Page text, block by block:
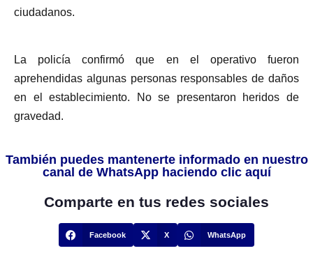
ciudadanos.
La policía confirmó que en el operativo fueron
aprehendidas algunas personas responsables de daños
en el establecimiento. No se presentaron heridos de
gravedad.
También puedes mantenerte informado en nuestro
canal de WhatsApp haciendo clic aquí
Comparte en tus redes sociales
Facebook X WhatsApp